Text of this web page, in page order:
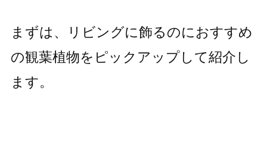
まずは、リビングに飾るのにおすすめ
の観葉植物をピックアップして紹介し
ます。